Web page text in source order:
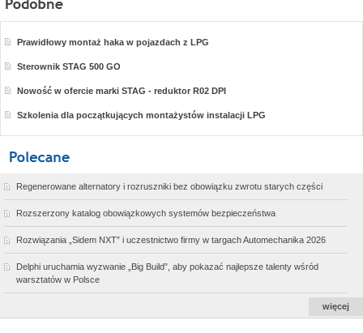
Prawidłowy montaż haka w pojazdach z LPG
Sterownik STAG 500 GO
Nowość w ofercie marki STAG - reduktor R02 DPI
Szkolenia dla początkujących montażystów instalacji LPG
Regenerowane alternatory i rozruszniki bez obowiązku zwrotu starych części
Rozszerzony katalog obowiązkowych systemów bezpieczeństwa
Rozwiązania „Sidem NXT” i uczestnictwo firmy w targach Automechanika 2026
Delphi uruchamia wyzwanie „Big Build”, aby pokazać najlepsze talenty wśród
warsztatów w Polsce
więcej